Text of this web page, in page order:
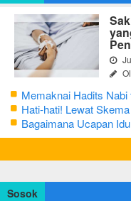
Memaknai Hadits
Secara Bijak Agar
Hati-hati! Lewat
Kurang dari 3 Menit
Bagaimana Ucapan
Rasulullah
Sosok